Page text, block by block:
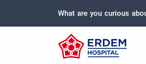
What are you curious